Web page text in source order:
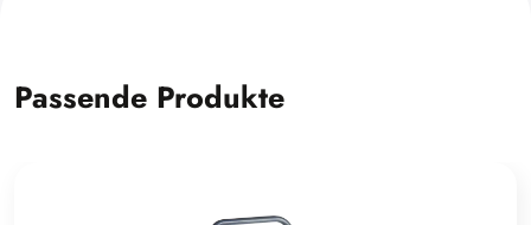
Passende Produkte